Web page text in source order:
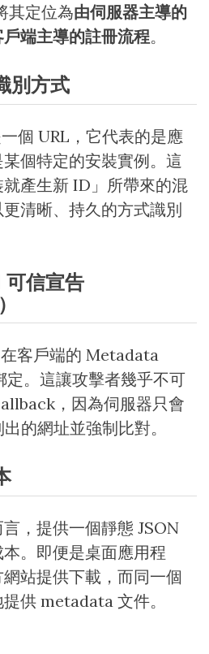
其定位為由伺服器主導的
端主導的註冊流程。
別方式
個 URL，它代表的是應
個特定的安裝實例。這
產生新 ID」所帶來的混
清晰、持久的方式識別
信宣告
客戶端的 Metadata
。這讓攻擊者幾乎不可
，因為伺服器只會
的網址並強制比對。
，提供一個靜態 JSON
。即便是桌面應用程
站提供下載，而同一個
供 metadata 文件。